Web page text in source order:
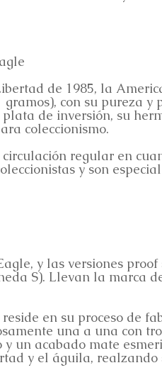
de 1985, la
con su pureza y
de inversión, su
coleccionismo.
regular en
y son
y las versiones
S). Llevan la marca
en su proceso de
una a una con
un acabado mate
y el águila, realzando